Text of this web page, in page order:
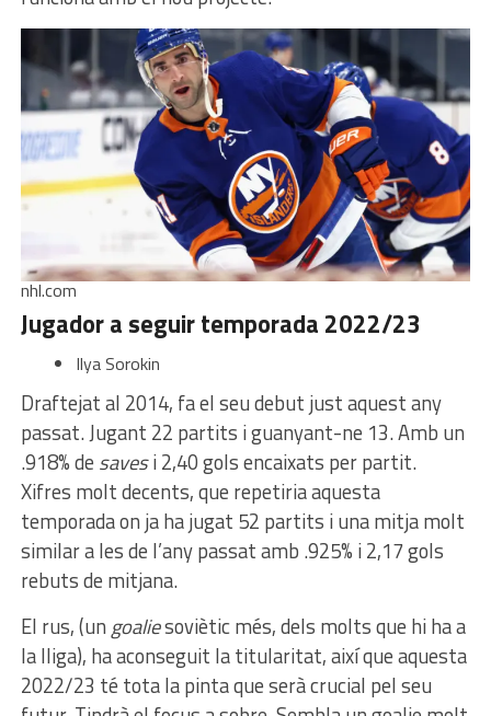
nhl.com
Jugador a seguir temporada 2022/23
Ilya Sorokin
Draftejat al 2014, fa el seu debut just aquest any
passat. Jugant 22 partits i guanyant-ne 13. Amb un
.918% de savesi 2,40 gols encaixats per partit.
Xifres molt decents, que repetiria aquesta
temporada on ja ha jugat 52 partits i una mitja molt
similar a les de l’any passat amb .925% i 2,17 gols
rebuts de mitjana.
El rus, (un goaliesoviètic més, dels molts que hi ha a
la lliga), ha aconseguit la titularitat, així que aquesta
2022/23 té tota la pinta que serà crucial pel seu